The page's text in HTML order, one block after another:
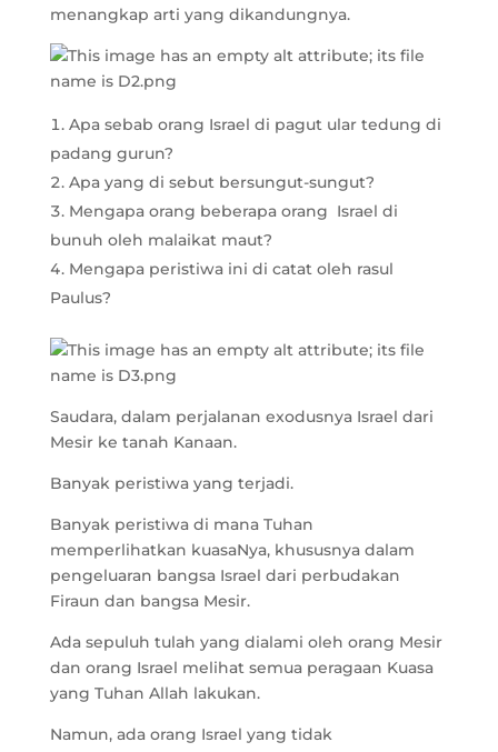
menangkap arti yang dikandungnya.
Apa sebab orang Israel di pagut ular tedung di
padang gurun?
Apa yang di sebut bersungut-sungut?
Mengapa orang beberapa orang Israel di
bunuh oleh malaikat maut?
Mengapa peristiwa ini di catat oleh rasul
Paulus?
Saudara, dalam perjalanan exodusnya Israel dari
Mesir ke tanah Kanaan.
Banyak peristiwa yang terjadi.
Banyak peristiwa di mana Tuhan
memperlihatkan kuasaNya, khususnya dalam
pengeluaran bangsa Israel dari perbudakan
Firaun dan bangsa Mesir.
Ada sepuluh tulah yang dialami oleh orang Mesir
dan orang Israel melihat semua peragaan Kuasa
yang Tuhan Allah lakukan.
Namun, ada orang Israel yang tidak